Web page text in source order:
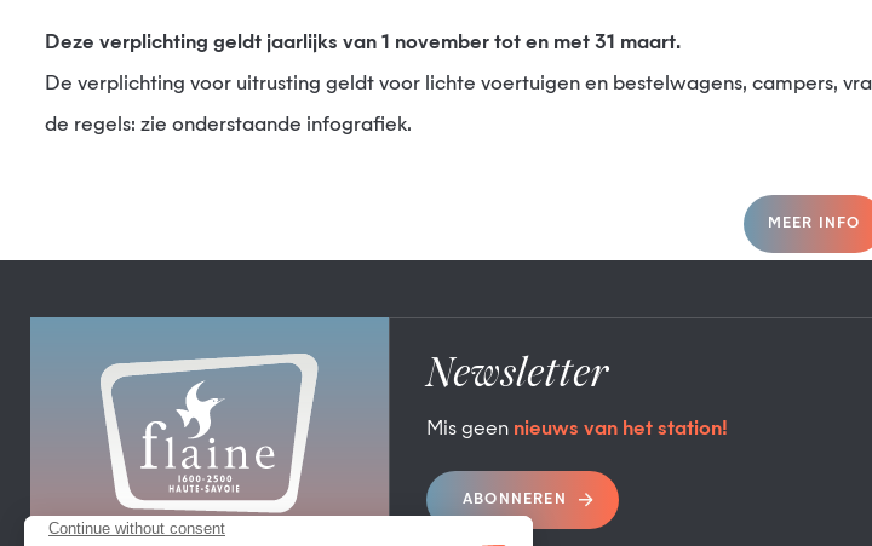
Deze verplichting geldt jaarlijks van 1 november tot en met 31 maart.
De verplichting voor uitrusting geldt voor lichte voertuigen en bestelwagens, campers,
de regels: zie onderstaande infografiek.
MEER INFO
TOERISTENBUREAU FLAINE
Newsletter
Mis geen nieuws van het station!
ABONNEREN